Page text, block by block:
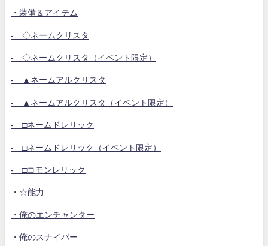
・装備＆アイテム
- ◇ネームクリスタ
- ◇ネームクリスタ（イベント限定）
- ▲ネームアルクリスタ
- ▲ネームアルクリスタ（イベント限定）
- □ネームドレリック
- □ネームドレリック（イベント限定）
- □コモンレリック
・☆能力
・俺のエンチャンター
・俺のスナイパー